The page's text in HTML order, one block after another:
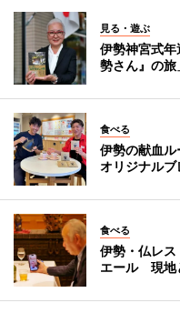
見る・遊ぶ
伊勢神宮式
勢さん』の旅
食べる
伊勢の献血ル
オリジナルブ
食べる
伊勢・仏レ
エール 現地